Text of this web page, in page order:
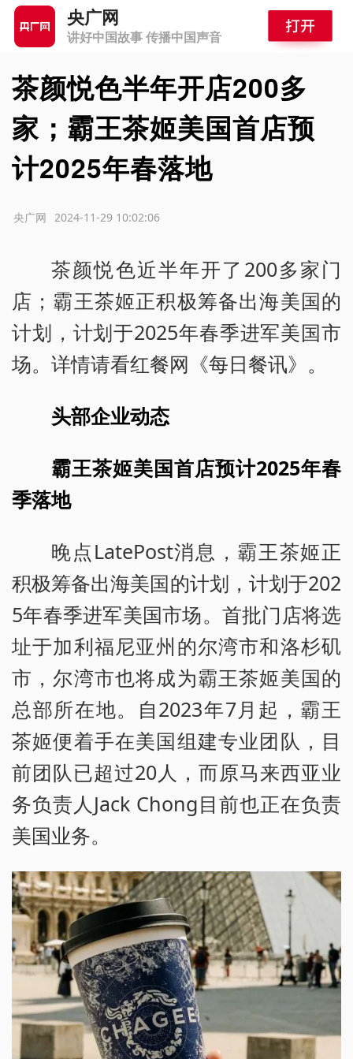
央广网
讲好中国故事 传播中国声音
茶颜悦色半年开店200多
家；霸王茶姬美国首店预
计2025年春落地
2024-11-29 10:02:06
央广网
茶颜悦色近半年开了200多家门
店；霸王茶姬正积极筹备出海美国的
计划，计划于2025年春季进军美国市
场。详情请看红餐网《每日餐讯》。
头部企业动态
霸王茶姬美国首店预计2025年春
季落地
晚点LatePost消息，霸王茶姬正
积极筹备出海美国的计划，计划于202
5年春季进军美国市场。首批门店将选
址于加利福尼亚州的尔湾市和洛杉矶
市，尔湾市也将成为霸王茶姬美国的
总部所在地。自2023年7月起，霸王
茶姬便着手在美国组建专业团队，目
前团队已超过20人，而原马来西亚业
务负责人Jack Chong目前也正在负责
美国业务。